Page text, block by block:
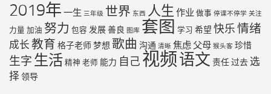
2019年 一生 三年级 世界 东西 人生 作业 做事 停课不停学 关注
力量 加油 努力 包容 发展善良 图库 套图 学习 希望 快乐情绪
成长 教育 格子老师梦想 歌曲 沟通 清晰 焦虑 父母 猴头客 珍惜
生字 生活 精神 老师 能力 自己 视频语文 责任过去 选
择 领导